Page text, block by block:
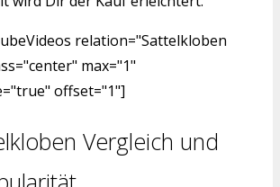
relation="Sattelkloben
max="1"
offset="1"]
Vergleich und